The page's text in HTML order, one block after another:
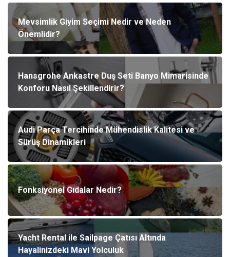
Mevsimlik Giyim Seçimi Nedir ve Neden
Önemlidir?
Hansgrohe Ankastre Duş Seti Banyo Mimarisinde
Konforu Nasıl Şekillendirir?
Audi Parça Tercihinde Mühendislik Kalitesi ve
Sürüş Dinamikleri
Fonksiyonel Gıdalar Nedir?
Yacht Rental ile Sailpage Çatısı Altında
Hayalinizdeki Mavi Yolculuk